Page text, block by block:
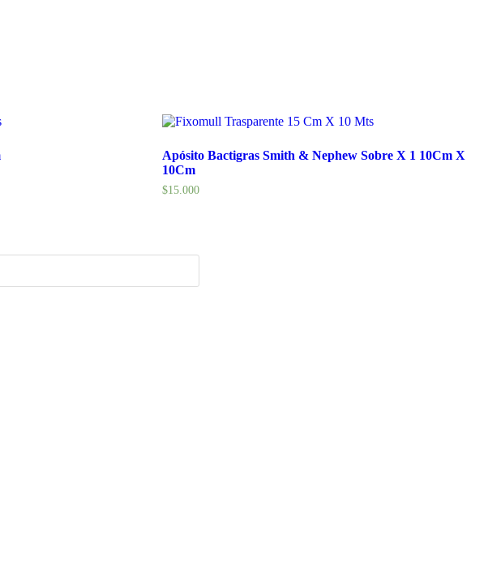
Apósito Bactigras Smith & Nephew Sobre X 1 10Cm X
10Cm
$15.000